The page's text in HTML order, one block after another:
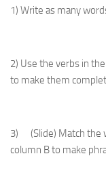
1) Write as many
2) Use the verbs in
to make them
3) (Slide) Match the
column B to make